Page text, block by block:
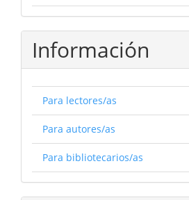
Información
Para lectores/as
Para autores/as
Para bibliotecarios/as